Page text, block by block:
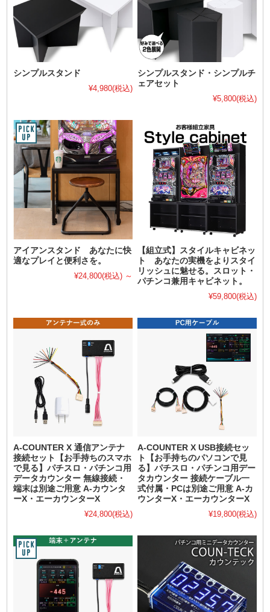
シンプルスタンド
¥4,980(税込)
シンプルスタンド・シンプルチ
ェアセット
¥5,800(税込)
アイアンスタンド あなたに快
適なプレイと便利さを。
¥24,800(税込) ～
【組立式】スタイルキャビネッ
ト あなたの実機をよりスタイ
リッシュに魅せる。スロット・
パチンコ兼用キャビネット。
¥59,800(税込)
A-COUNTER X 通信アンテナ
接続セット【お手持ちのスマホ
で見る】パチスロ・パチンコ用
データカウンター 無線接続・
端末は別途ご用意 A-カウンタ
ーX・エーカウンターX
¥24,800(税込)
A-COUNTER X USB接続セッ
ト【お手持ちのパソコンで見
る】パチスロ・パチンコ用デー
タカウンター 接続ケーブル一
式付属・PCは別途ご用意 A-カ
ウンターX・エーカウンターX
¥19,800(税込)